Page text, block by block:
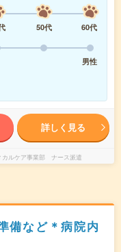
50代
60代
男性
詳しく見る
ルケア事業部 ナース派遣
備など＊病院内